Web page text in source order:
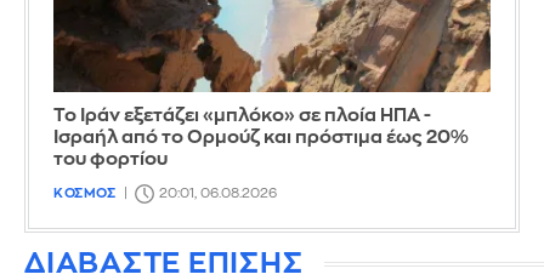
Το Ιράν εξετάζει «μπλόκο» σε πλοία ΗΠΑ -
Ισραήλ από το Ορμούζ και πρόστιμα έως 20%
του φορτίου
ΚΟΣΜΟΣ 20:01, 06.08.2026
ΔΙΑΒΑΣΤΕ ΕΠΙΣΗΣ